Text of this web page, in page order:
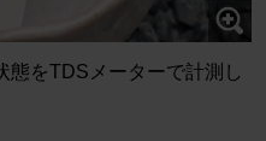
態をTDSメーターで計測し